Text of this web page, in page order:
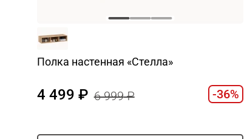
Полка настенная «Стелла»
4 499 6 999 -36%